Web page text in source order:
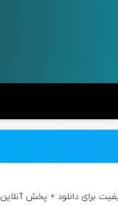
برای دانلود + پخش آنلاین